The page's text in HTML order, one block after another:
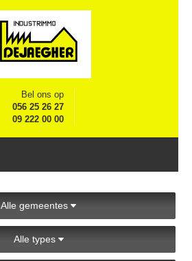
Bel ons op
056 25 26 27
09 222 00 00
Alle gemeentes
Alle types